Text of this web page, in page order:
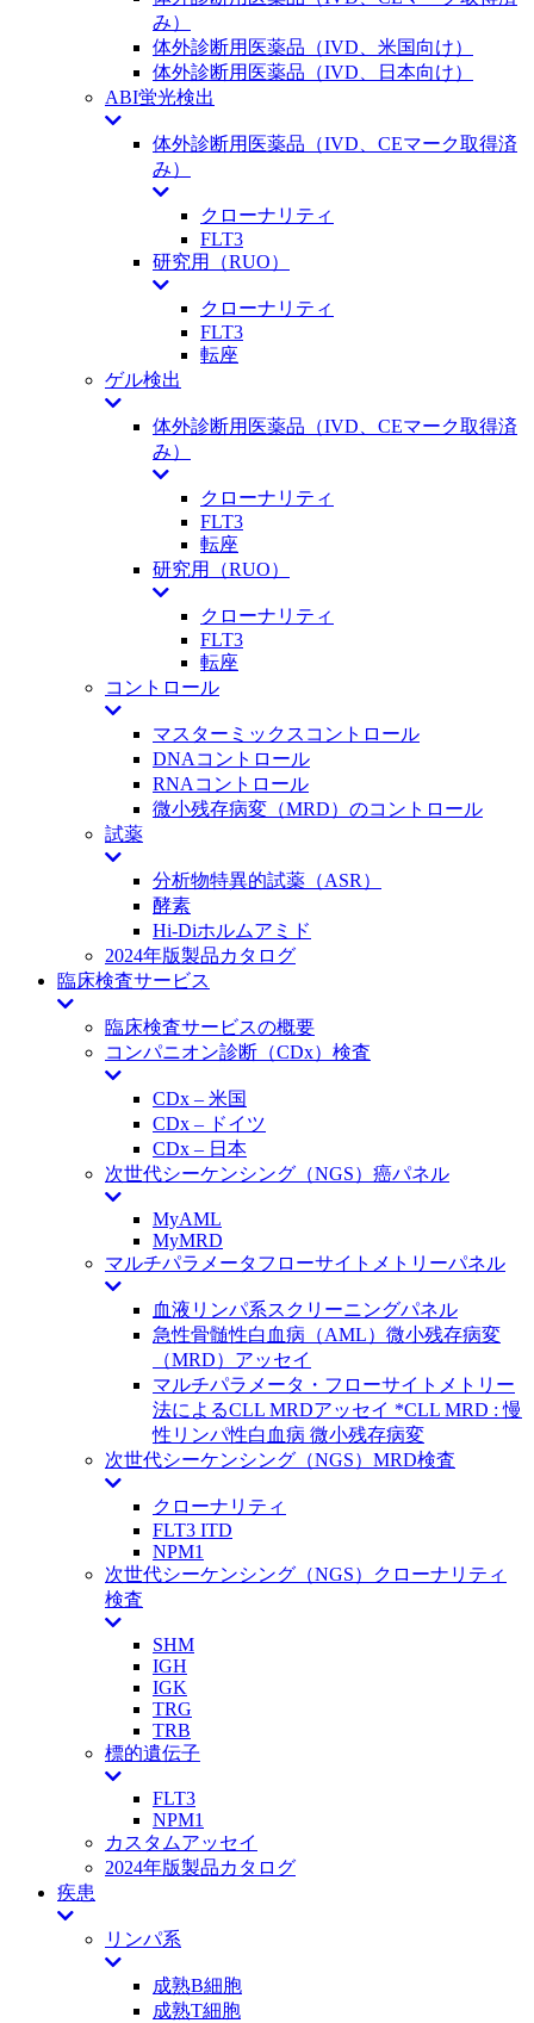
み）
体外診断用医薬品（IVD、米国向け）
体外診断用医薬品（IVD、日本向け）
ABI蛍光検出
体外診断用医薬品（IVD、CEマーク取得済
み）
クローナリティ
FLT3
研究用（RUO）
クローナリティ
FLT3
転座
ゲル検出
体外診断用医薬品（IVD、CEマーク取得済
み）
クローナリティ
FLT3
転座
研究用（RUO）
クローナリティ
FLT3
転座
コントロール
マスターミックスコントロール
DNAコントロール
RNAコントロール
微小残存病変（MRD）のコントロール
試薬
分析物特異的試薬（ASR）
酵素
Hi-Diホルムアミド
2024年版製品カタログ
臨床検査サービス
臨床検査サービスの概要
コンパニオン診断（CDx）検査
CDx – 米国
CDx – ドイツ
CDx – 日本
次世代シーケンシング（NGS）癌パネル
MyAML
MyMRD
マルチパラメータフローサイトメトリーパネル
血液リンパ系スクリーニングパネル
急性骨髄性白血病（AML）微小残存病変
（MRD）アッセイ
マルチパラメータ・フローサイトメトリー
法によるCLL MRDアッセイ *CLL MRD : 慢
性リンパ性白血病 微小残存病変
次世代シーケンシング（NGS）MRD検査
クローナリティ
FLT3 ITD
NPM1
次世代シーケンシング（NGS）クローナリティ
検査
SHM
IGH
IGK
TRG
TRB
標的遺伝子
FLT3
NPM1
カスタムアッセイ
2024年版製品カタログ
疾患
リンパ系
成熟B細胞
成熟T細胞